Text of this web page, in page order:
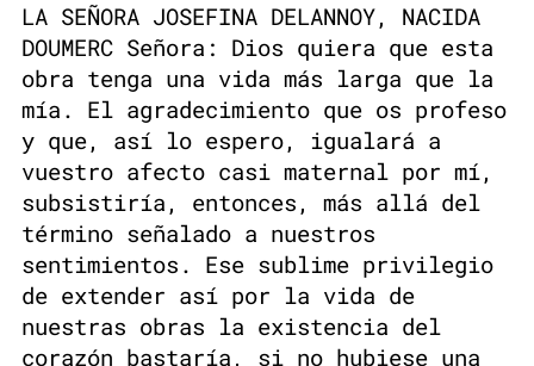
LA SEÑORA JOSEFINA DELANNOY, NACIDA
DOUMERC Señora: Dios quiera que esta
obra tenga una vida más larga que la
mía. El agradecimiento que os profeso
y que, así lo espero, igualará a
vuestro afecto casi maternal por mí,
subsistiría, entonces, más allá del
término señalado a nuestros
sentimientos. Ese sublime privilegio
de extender así por la vida de
nuestras obras la existencia del
corazón bastaría, si no hubiese una